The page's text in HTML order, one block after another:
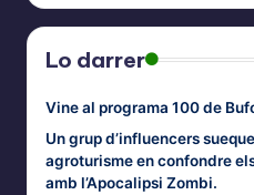
Lo darrer
Vine al programa 100 de
Un grup d’influencers
agroturisme en confondre
amb l’Apocalipsi Zombi.